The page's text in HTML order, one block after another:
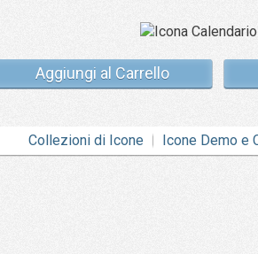
Aggiungi al Carrello
Collezioni di Icone Icone Demo e